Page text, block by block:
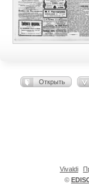
Открыть
©
Vivaldi